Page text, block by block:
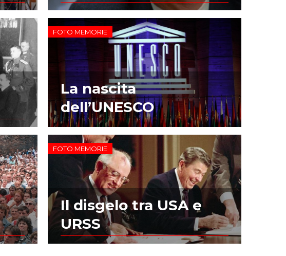
FOTO MEMORIE
La nascita
dell’UNESCO
FOTO MEMORIE
Il disgelo tra USA e
URSS